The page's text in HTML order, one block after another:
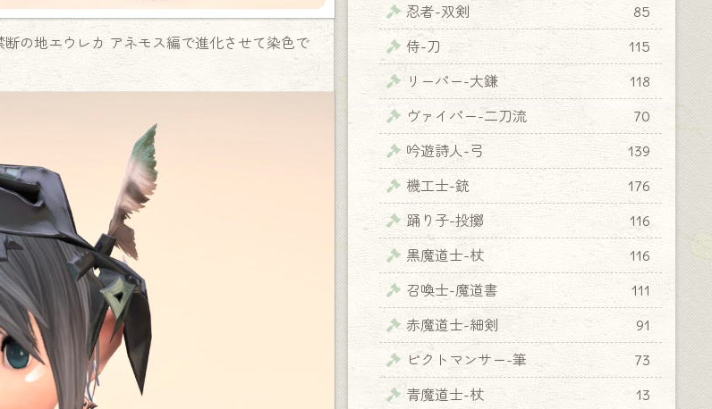
断の地エウレカ アネモス編で進化させて染色で
忍者-双剣
85
侍-刀
115
リーパー-大鎌
118
ヴァイパー-二刀流
70
吟遊詩人-弓
139
機工士-銃
176
踊り子-投擲
116
黒魔道士-杖
116
召喚士-魔道書
111
赤魔道士-細剣
91
ピクトマンサー-筆
73
青魔道士-杖
13